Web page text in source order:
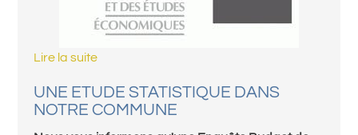
Lire la suite
UNE ETUDE STATISTIQUE DANS
NOTRE COMMUNE